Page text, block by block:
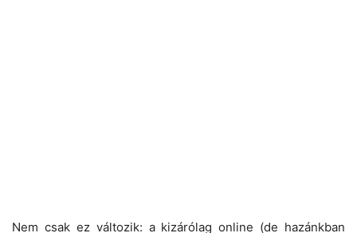
Nem csak ez változik: a kizárólag online (de hazánkban